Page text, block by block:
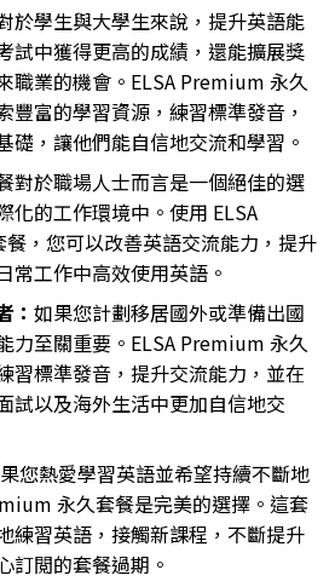
於學生與大學生來說，提升英語能
試中獲得更高的成績，還能擴展獎
職業的機會。ELSA Premium 永久
豐富的學習資源，練習標準發音，
礎，讓他們能自信地交流和學習。
對於職場人士而言是一個絕佳的選
化的工作環境中。使用 ELSA
，您可以改善英語交流能力，提升
常工作中高效使用英語。
： 如果您計劃移居國外或準備出國
力至關重要。ELSA Premium 永久
習標準發音，提升交流能力，並在
試以及海外生活中更加自信地交
您熱愛學習英語並希望持續不斷地
永久套餐是完美的選擇。這套
練習英語，接觸新課程，不斷提升
訂閲的套餐過期。